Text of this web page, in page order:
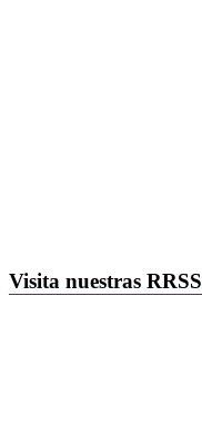
Visita nuestras RRSS